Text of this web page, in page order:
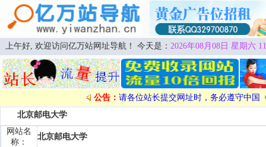
上午好, 欢迎访问亿万站网址导航！ 今天是： 2026年08月08日 星期六
公告： 请各位站长提交网址时，务必遵守中国
北京邮电大学
网站名
称：
北京邮电大学